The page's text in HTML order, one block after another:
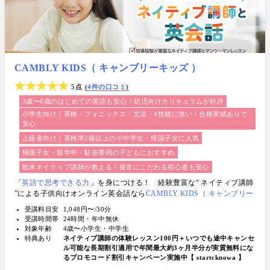
CAMBLY KIDS（ キャンブリーキッズ ）
5点
4件の口コミ
3歳〜6歳のはじめての英語も安心！幼児向けカリキュラムが好評
小学生向け｜英検・フォニックス・文法・4技能に強い！合格実績ありで
安心
上級者向け｜英検準2級以上の小中学生・帰国子女に人気
帰国子女・留学中・駐在帯同の子どもにおすすめ
欧米ネイティブ講師が教える！発音にこだわる初心者も安心
「英語で思考できる力 」を身につける！ 経験豊富な“ ネイティブ講師
”による子供向けオンライン英会話なら CAMBLY KIDS（ キャンブリー
キッズ ）
受講料目安
1,048円〜/30分
受講時間帯
24時間・年中無休
対象年齢
4歳〜小学生・中学生
特典あり
ネイティブ講師の体験レッスン100円＋いつでも途中キャンセ
ル可能な長期割引適用で年間最大約3ヶ月半分が実質無料にな
るプロモコード割引キャンペーン実施中【 startcknowa 】